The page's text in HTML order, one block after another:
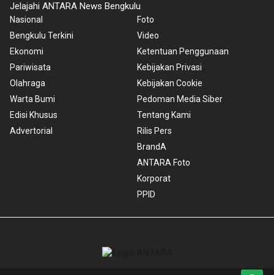
Jelajahi ANTARA News Bengkulu
Nasional
Bengkulu Terkini
Ekonomi
Pariwisata
Olahraga
Warta Bumi
Edisi Khusus
Advertorial
Foto
Video
Ketentuan Penggunaan
Kebijakan Privasi
Kebijakan Cookie
Pedoman Media Siber
Tentang Kami
Rilis Pers
BrandA
ANTARA Foto
Korporat
PPID